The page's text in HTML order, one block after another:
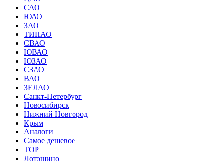
САО
ЮАО
ЗАО
ТИНАО
СВАО
ЮВАО
ЮЗАО
СЗАО
ВАО
ЗЕЛАО
Санкт-Петербург
Новосибирск
Нижний Новгород
Крым
Аналоги
Самое дешевое
TOP
Лотошино